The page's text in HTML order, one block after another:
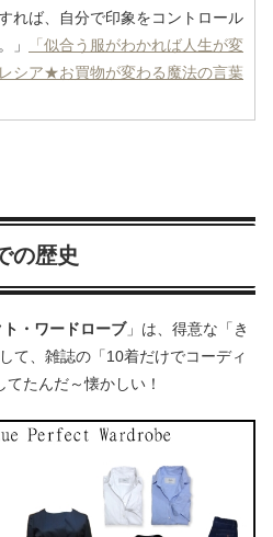
れば、自分で印象をコントロール
」
「似合う服がわかれば人生が変
シア★お買物が変わる魔法の言葉
の歴史
ト・ワードローブ」は、得意な「き
て、雑誌の「10着だけでコーディ
たんだ～懐かしい！